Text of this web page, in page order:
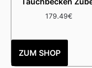
179.49€
ZUM SHOP